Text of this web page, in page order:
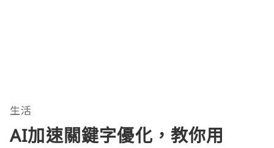
生活
AI加速關鍵字優化，教你用